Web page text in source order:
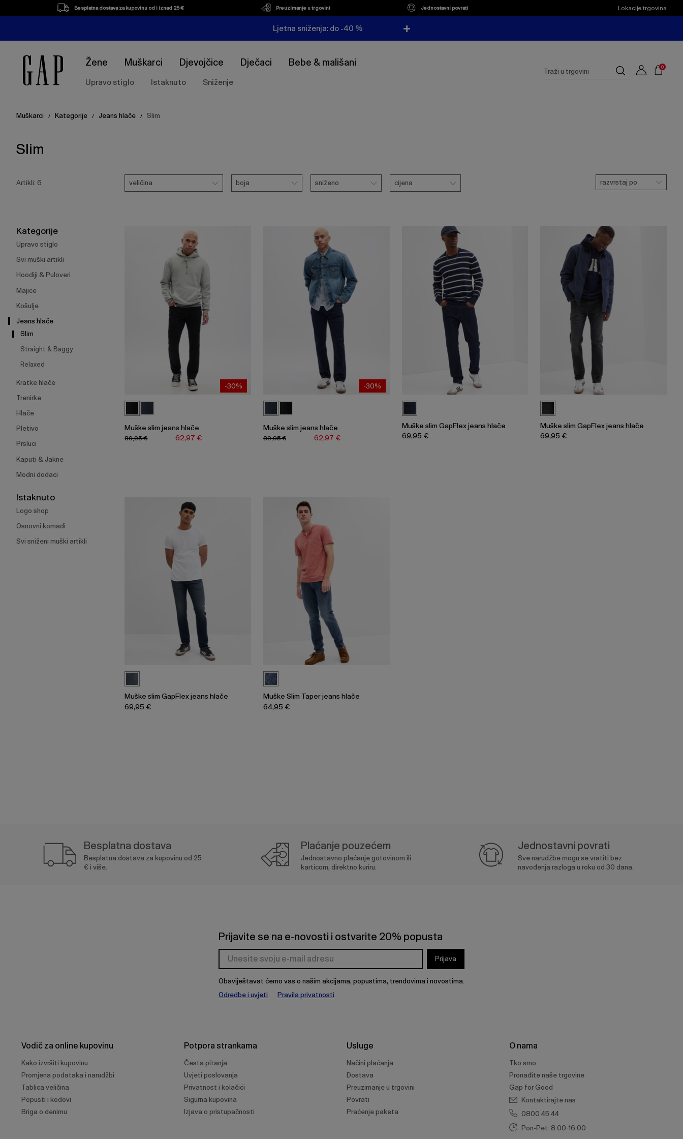
Besplatna dostava za kupovinu od i iznad 25 € Preuzimanje u trgovini Jednostavni povrati Lokacije trgovina
Ljetna sniženja: do -40 %
Žene Muškarci Djevojčice Dječaci Bebe & mališani
Upravo stiglo Istaknuto Sniženje
Suggested
site
content
Traži
u
0
Muškarci / Kategorije / Jeans hlače / Slim
Slim
tipku
širenje
izbornika.
Artikli: 6
Veličina
veličina
Boja
boja
Sniženo
sniženo
Cijena
cijena razvrstaj po
Kategorije
Upravo stiglo
Svi muški artikli
Hoodiji & Puloveri
Majice
Košulje
Jeans hlače
Slim
Straight & Baggy
Relaxed
Kratke hlače
Trenirke
Hlače
Pletivo
Prsluci
Kaputi & Jakne
Modni dodaci
Istaknuto
Logo shop
Osnovni komadi
Svi sniženi muški artikli
Popis
proizvoda
-30%
Muške slim jeans hlače
62,97 €
89,95 €
-30%
Muške slim jeans hlače
62,97 €
89,95 €
Muške slim GapFlex jeans hlače
69,95 €
Muške slim GapFlex jeans hlače
69,95 €
Muške slim GapFlex jeans hlače
69,95 €
Muške Slim Taper jeans hlače
64,95 €
Besplatna dostava
Besplatna dostava za kupovinu od 25
€ i više.
Plaćanje pouzećem
Jednostavno plaćanje gotovinom ili
karticom, direktno kuriru.
Jednostavni povrati
Sve narudžbe mogu se vratiti bez
navođenja razloga u roku od 30 dana.
Prijavite se na e-novosti i ostvarite 20% popusta
Prijava
Obaviještavat ćemo vas o našim akcijama, popustima, trendovima i novostima.
Odredbe i uvjeti
Pravila privatnosti
Vodič za online kupovinu
Kako izvršiti kupovinu
Promjena podataka i narudžbi
Tablica veličina
Popusti i kodovi
Briga o denimu
Potpora strankama
Česta pitanja
Uvjeti poslovanja
Privatnost i kolačići
Sigurna kupovina
Izjava o pristupačnosti
Usluge
Načini plaćanja
Dostava
Preuzimanje u trgovini
Povrati
Praćenje paketa
O nama
Tko smo
Pronađite naše trgovine
Gap for Good
Kontaktirajte nas
0800 45 44
Pon-Pet: 8:00-16:00